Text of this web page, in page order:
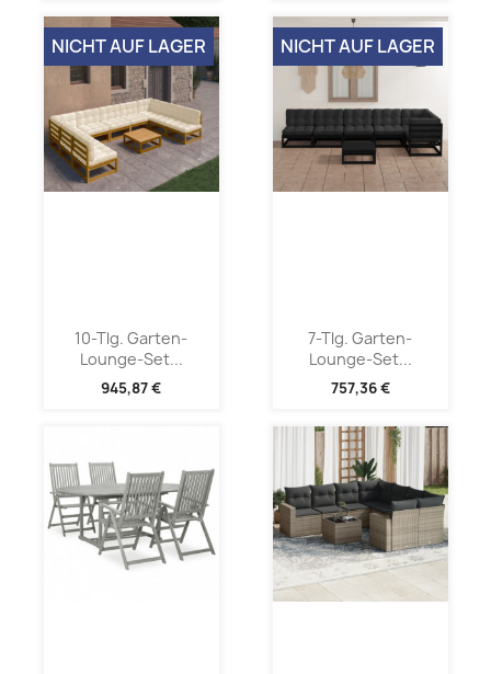
10-Tlg. Garten-
Lounge-Set...
945,87 €
NICHT AUF LAGER
7-Tlg. Garten-
Lounge-Set...
757,36 €
NICHT AUF LAGER